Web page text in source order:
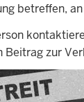
betreffen,
zur